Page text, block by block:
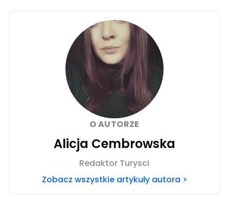
O AUTORZE
Alicja Cembrowska
Redaktor Turysci
Zobacz wszystkie artykuły autora >